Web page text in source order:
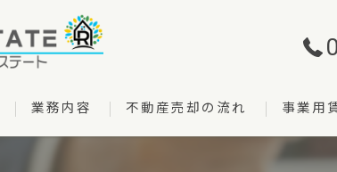
業務内容 不動産売却の流れ 事業用